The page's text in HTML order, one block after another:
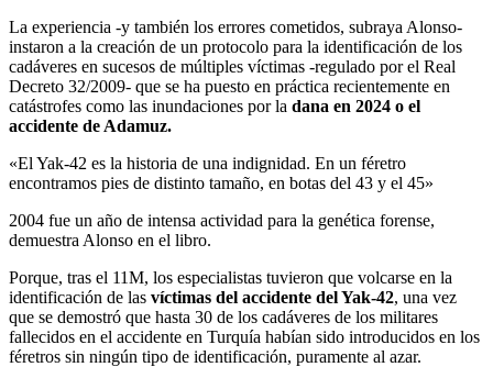
La experiencia -y también los errores cometidos, subraya Alonso-
instaron a la creación de un protocolo para la identificación de los
cadáveres en sucesos de múltiples víctimas -regulado por el Real
Decreto 32/2009- que se ha puesto en práctica recientemente en
catástrofes como las inundaciones por la dana en 2024 o el
accidente de Adamuz.
«El Yak-42 es la historia de una indignidad. En un féretro
encontramos pies de distinto tamaño, en botas del 43 y el 45»
2004 fue un año de intensa actividad para la genética forense,
demuestra Alonso en el libro.
Porque, tras el 11M, los especialistas tuvieron que volcarse en la
identificación de las víctimas del accidente del Yak-42, una vez
que se demostró que hasta 30 de los cadáveres de los militares
fallecidos en el accidente en Turquía habían sido introducidos en los
féretros sin ningún tipo de identificación, puramente al azar.